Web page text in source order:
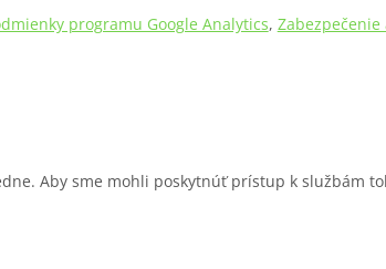
programu Google Analytics,
Aby sme mohli poskytnúť prístup k službám